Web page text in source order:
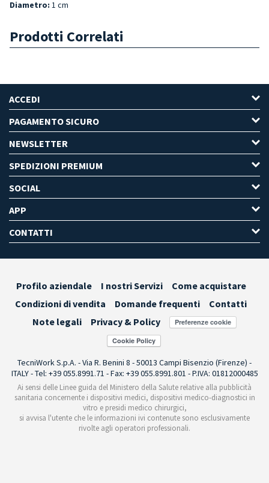
Diametro: 1 cm
Prodotti Correlati
ACCEDI
PAGAMENTO SICURO
NEWSLETTER
SPEDIZIONI PREMIUM
SOCIAL
APP
CONTATTI
Profilo aziendale I nostri Servizi
Come acquistare
Condizioni di vendita
Domande frequenti
Contatti
Note legali
Privacy & Policy Preferenze cookie
TecniWork S.p.A. - Via R. Benini 8 - 50013 Campi Bisenzio (Firenze) -
ITALY - Tel: +39 055.8991.71 - Fax: +39 055.8991.801 - P.IVA: 01812000485
Ai sensi delle Linee guida del Ministero della Salute relative alla pubblicità
sanitaria concernente i dispositivi medici, dispositivi medico-diagnostici in
vitro e presidi medico chirurgici,
si avvisa l'utente che le informazioni ivi contenute sono esclusivamente
rivolte agli operatori professionali.